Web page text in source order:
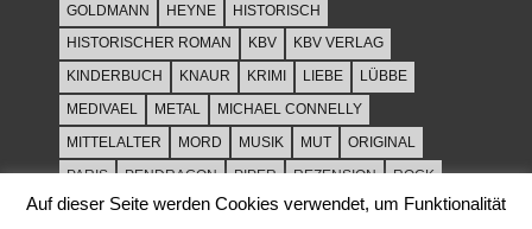
GOLDMANN
HEYNE
HISTORISCH
HISTORISCHER ROMAN
KBV
KBV VERLAG
KINDERBUCH
KNAUR KRIMI LIEBE
LÜBBE
MEDIVAEL
METAL
MICHAEL CONNELLY
MITTELALTER
MORD MUSIK MUT
ORIGINAL
PARIS
PENDRAGON PIPER REZENSION
ROCK
ROCKMUSIK
ROMAN ROWOHLT SACHBUCH
Auf dieser Seite werden Cookies verwendet, um Funktionalität